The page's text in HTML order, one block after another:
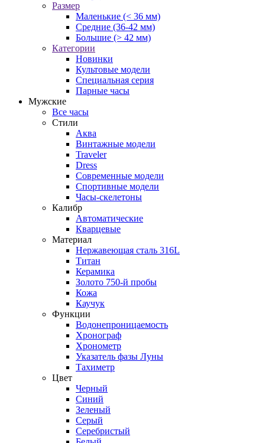
Размер
Маленькие (< 36 мм)
Средние (36-42 мм)
Большие (> 42 мм)
Категории
Новинки
Культовые модели
Специальная серия
Парные часы
Мужские
Все часы
Стили
Аква
Винтажные модели
Traveler
Dress
Современные модели
Спортивные модели
Часы-скелетоны
Калибр
Автоматические
Кварцевые
Материал
Нержавеющая сталь 316L
Титан
Керамика
Золото 750-й пробы
Кожа
Каучук
Функции
Водонепроницаемость
Хронограф
Хронометр
Указатель фазы Луны
Тахиметр
Цвет
Черный
Синий
Зеленый
Серый
Серебристый